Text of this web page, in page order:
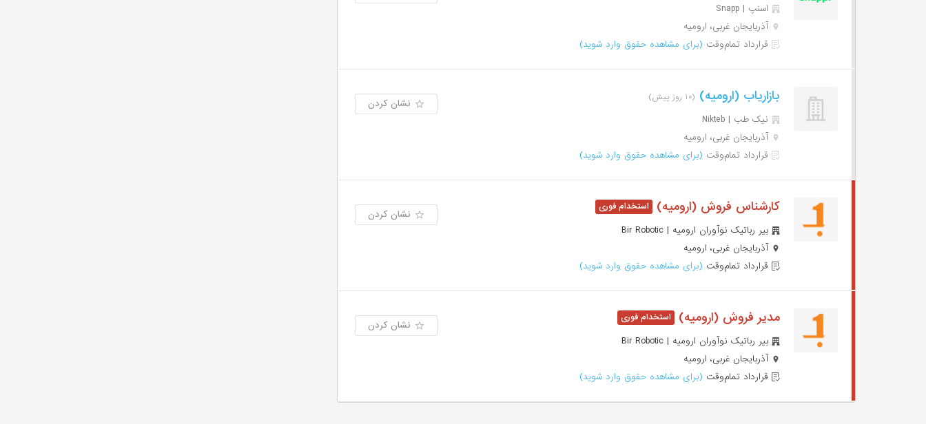
اسنپ | Snapp
آذربایجان غربی، ارومیه
قرارداد تمام‌وقت (برای مشاهده حقوق وارد شوید)
بازاریاب (ارومیه) (۱۰ روز پیش)
نیک طب | Nikteb
آذربایجان غربی، ارومیه
قرارداد تمام‌وقت (برای مشاهده حقوق وارد شوید)
نشان کردن
کارشناس فروش (ارومیه)
بیر رباتیک نوآوران ارومیه | Bir Robotic
آذربایجان غربی، ارومیه
قرارداد تمام‌وقت (برای مشاهده حقوق وارد شوید)
نشان کردن
مدیر فروش (ارومیه)
بیر رباتیک نوآوران ارومیه | Bir Robotic
آذربایجان غربی، ارومیه
قرارداد تمام‌وقت (برای مشاهده حقوق وارد شوید)
نشان کردن